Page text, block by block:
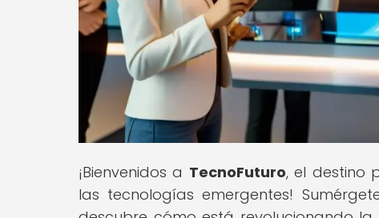
¡Bienvenidos a TecnoFuturo, el destino
las tecnologías emergentes!